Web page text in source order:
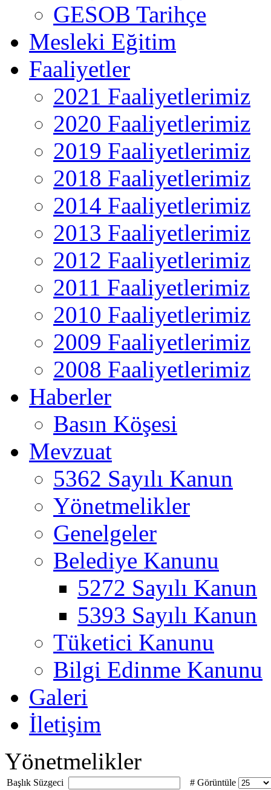
GESOB Tarihçe
Mesleki Eğitim
Faaliyetler
2021 Faaliyetlerimiz
2020 Faaliyetlerimiz
2019 Faaliyetlerimiz
2018 Faaliyetlerimiz
2014 Faaliyetlerimiz
2013 Faaliyetlerimiz
2012 Faaliyetlerimiz
2011 Faaliyetlerimiz
2010 Faaliyetlerimiz
2009 Faaliyetlerimiz
2008 Faaliyetlerimiz
Haberler
Basın Köşesi
Mevzuat
5362 Sayılı Kanun
Yönetmelikler
Genelgeler
Belediye Kanunu
5272 Sayılı Kanun
5393 Sayılı Kanun
Tüketici Kanunu
Bilgi Edinme Kanunu
Galeri
İletişim
Yönetmelikler
Başlık Süzgeci # Görüntüle